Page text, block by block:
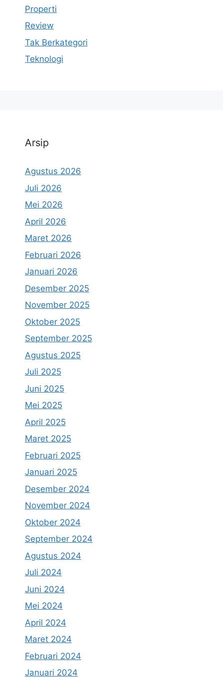
Properti
Review
Tak Berkategori
Teknologi
Arsip
Agustus 2026
Juli 2026
Mei 2026
April 2026
Maret 2026
Februari 2026
Januari 2026
Desember 2025
November 2025
Oktober 2025
September 2025
Agustus 2025
Juli 2025
Juni 2025
Mei 2025
April 2025
Maret 2025
Februari 2025
Januari 2025
Desember 2024
November 2024
Oktober 2024
September 2024
Agustus 2024
Juli 2024
Juni 2024
Mei 2024
April 2024
Maret 2024
Februari 2024
Januari 2024